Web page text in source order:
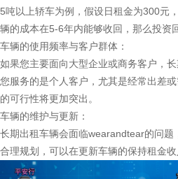
5吨以上轿车为例，假设日租金为300元
辆的成本在5-6年内能够收回，那么投资
车辆的使用频率与客户群体：
如果您主要面向大型企业或商务客户，
您服务的是个人客户，尤其是经常出差
的可行性将更加突出。
车辆的维护与更新：
长期出租车辆会面临wearandtear的问题
合理规划，可以在更新车辆的保持租金收